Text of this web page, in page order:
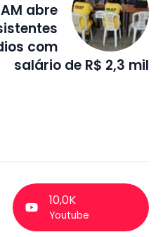
abre
com
salário de R$ 2,3 mil
10,0K
Youtube